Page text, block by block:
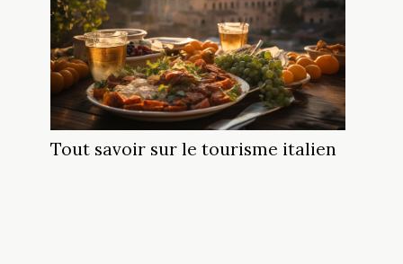
Tout savoir sur le tourisme italien